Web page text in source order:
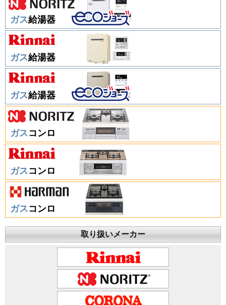
ガス給湯器
ガス給湯器
ガス給湯器
ガス コンロ
ガス コンロ
ガス コンロ
取り扱いメーカー